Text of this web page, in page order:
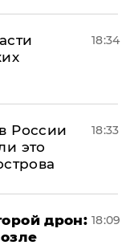
18:34
России
это
18:33
дрон: 18:09